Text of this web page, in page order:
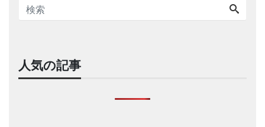
人気の記事